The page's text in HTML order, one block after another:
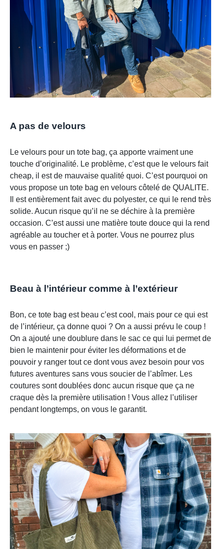
A pas de velours
Le velours pour un tote bag, ça apporte vraiment une
touche d’originalité. Le problème, c’est que le velours fait
cheap, il est de mauvaise qualité quoi. C’est pourquoi on
vous propose un tote bag en velours côtelé de QUALITE.
Il est entièrement fait avec du polyester, ce qui le rend très
solide. Aucun risque qu’il ne se déchire à la première
occasion. C’est aussi une matière toute douce qui la rend
agréable au toucher et à porter. Vous ne pourrez plus
vous en passer ;)
Beau à l’intérieur comme à l’extérieur
Bon, ce tote bag est beau c’est cool, mais pour ce qui est
de l’intérieur, ça donne quoi ? On a aussi prévu le coup !
On a ajouté une doublure dans le sac ce qui lui permet de
bien le maintenir pour éviter les déformations et de
pouvoir y ranger tout ce dont vous avez besoin pour vos
futures aventures sans vous soucier de l’abîmer. Les
coutures sont doublées donc aucun risque que ça ne
craque dès la première utilisation ! Vous allez l’utiliser
pendant longtemps, on vous le garantit.